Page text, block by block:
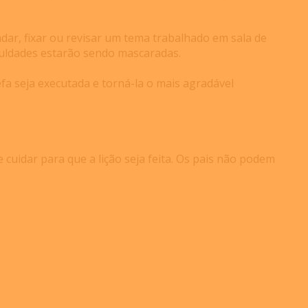
fixar ou revisar um tema trabalhado em sala de
estarão sendo mascaradas.
seja executada e torná-la o mais agradável
para que a lição seja feita. Os pais não podem